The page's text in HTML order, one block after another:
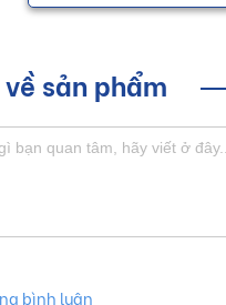
sản phẩm
bình luận